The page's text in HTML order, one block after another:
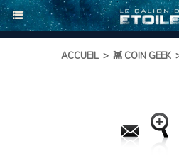
ACCUEIL > 👾 COIN GEEK